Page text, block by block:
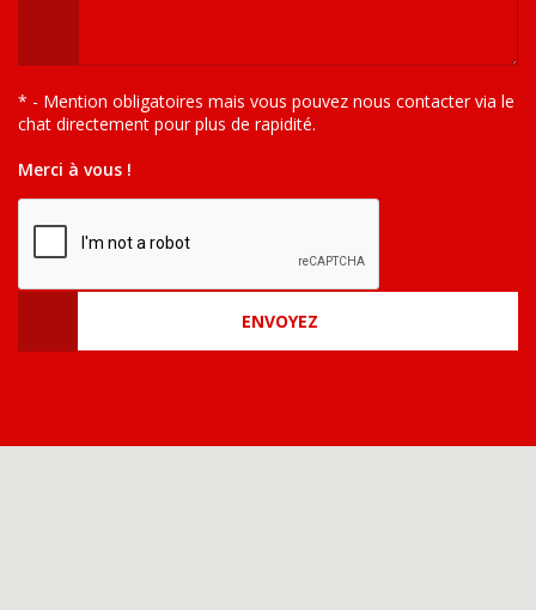
* - Mention obligatoires mais vous pouvez nous contacter via le
chat directement pour plus de rapidité.
Merci à vous !
ENVOYEZ